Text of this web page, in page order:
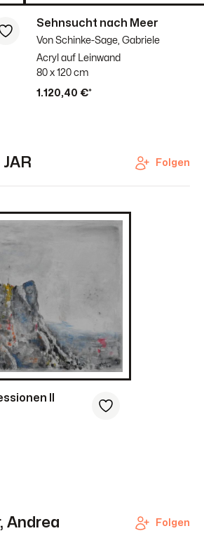
Sehnsucht nach Meer
Von Schinke-Sage, Gabriele
Acryl auf Leinwand
80 x 120 cm
1.120,40 €*
Folgen
II
Andrea Folgen